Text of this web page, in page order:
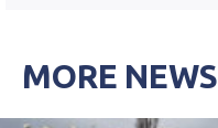
MORE NEWS